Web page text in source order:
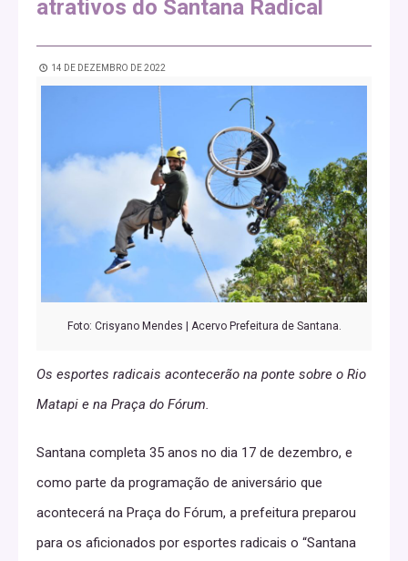
atrativos do Santana Radical
14 DE DEZEMBRO DE 2022
Foto: Crisyano Mendes | Acervo Prefeitura de Santana.
Os esportes radicais acontecerão na ponte sobre o Rio
Matapi e na Praça do Fórum.
Santana completa 35 anos no dia 17 de dezembro, e
como parte da programação de aniversário que
acontecerá na Praça do Fórum, a prefeitura preparou
para os aficionados por esportes radicais o “Santana